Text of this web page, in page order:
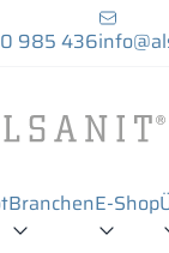
985 436
BranchenE-Shop